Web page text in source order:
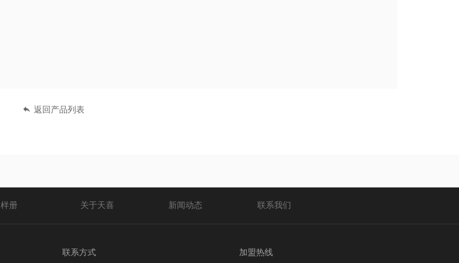
返回产品列表
样册 关于天喜 新闻动态 联系我们
联系方式 加盟热线